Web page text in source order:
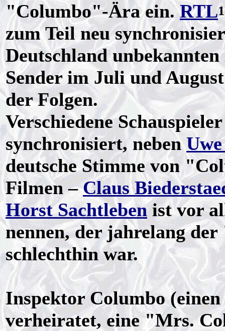
"Columbo"-Ära ein.RTL
zum Teil neu
Deutschland
Sender im Juli und
der Folgen.
Verschiedene
synchronisiert, neben
deutsche Stimme von
Filmen –Claus
Horst Sachtlebenist vor
nennen, der jahrelang
schlechthin war.
Inspektor Columbo
verheiratet, eine "Mrs.